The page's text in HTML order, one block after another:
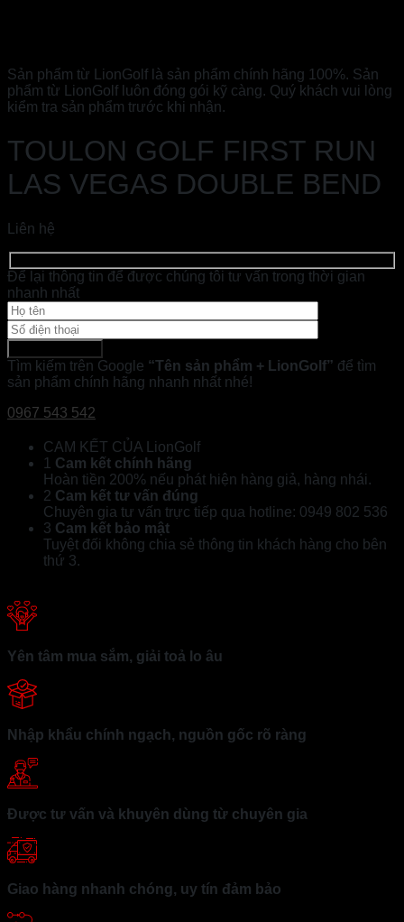
Sản phẩm từ LionGolf là sản phẩm chính hãng 100%. Sản
phẩm từ LionGolf luôn đóng gói kỹ càng. Quý khách vui lòng
kiểm tra sản phẩm trước khi nhận.
TOULON GOLF FIRST RUN
LAS VEGAS DOUBLE BEND
Liên hệ
Để lại thông tin để được chúng tôi tư vấn trong thời gian
nhanh nhất
Tìm kiếm trên Google “Tên sản phẩm + LionGolf” để tìm
sản phẩm chính hãng nhanh nhất nhé!
0967 543 542
CAM KẾT CỦA LionGolf
1 Cam kết chính hãng
Hoàn tiền 200% nếu phát hiện hàng giả, hàng nhái.
2 Cam kết tư vấn đúng
Chuyên gia tư vấn trực tiếp qua hotline: 0949 802 536
3 Cam kết bảo mật
Tuyệt đối không chia sẻ thông tin khách hàng cho bên
thứ 3.
Yên tâm mua sắm, giải toả lo âu
Nhập khẩu chính ngạch, nguồn gốc rõ ràng
Được tư vấn và khuyên dùng từ chuyên gia
Giao hàng nhanh chóng, uy tín đảm bảo